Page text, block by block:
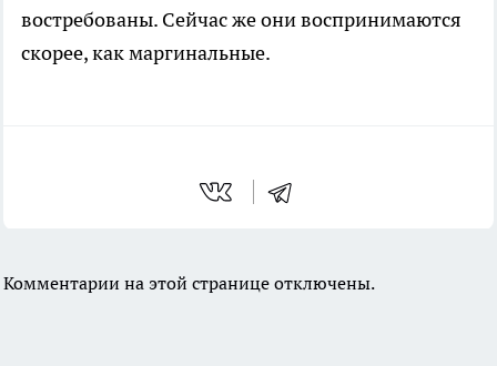
востребованы. Сейчас же они воспринимаются
скорее, как маргинальные.
Комментарии на этой странице отключены.